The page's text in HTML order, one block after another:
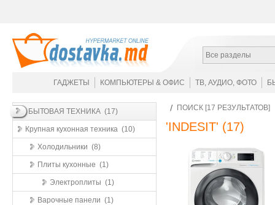
Все разделы
ГАДЖЕТЫ КОМПЬЮТЕРЫ & ОФИС ТВ, АУДИО, ФОТО
БЫТОВАЯ ТЕХНИКА (17)
Крупная кухонная техника (10)
Холодильники (8)
Плиты кухонные (1)
Электроплиты (1)
Варочные панели (1)
ПОИСК [17 РЕЗУЛЬТАТОВ]
'INDESIT' (17)